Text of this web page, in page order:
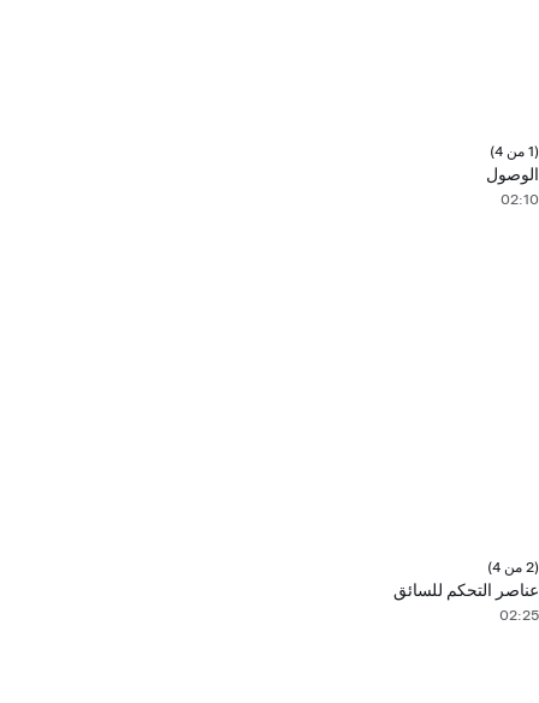
(1 من 4)
الوصول
02:10
(2 من 4)
عناصر التحكم للسائق
02:25